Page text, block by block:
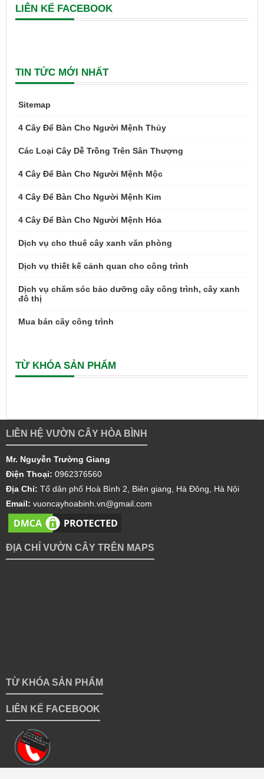
LIÊN KẾ FACEBOOK
TIN TỨC MỚI NHẤT
Sitemap
4 Cây Để Bàn Cho Người Mệnh Thủy
Các Loại Cây Dễ Trồng Trên Sân Thượng
4 Cây Để Bàn Cho Người Mệnh Mộc
4 Cây Để Bàn Cho Người Mệnh Kim
4 Cây Để Bàn Cho Người Mệnh Hỏa
Dịch vụ cho thuê cây xanh văn phòng
Dịch vụ thiết kế cảnh quan cho công trình
Dịch vụ chăm sóc bảo dưỡng cây công trình, cây xanh
đô thị
Mua bán cây công trình
TỪ KHÓA SẢN PHẨM
LIÊN HỆ VƯỜN CÂY HÒA BÌNH
Mr. Nguyễn Trường Giang
Điện Thoại: 0962376560
Địa Chỉ: Tổ dân phố Hoà Bình 2, Biên giang, Hà Đông, Hà Nội
Email: vuoncayhoabinh.vn@gmail.com
ĐỊA CHỈ VƯỜN CÂY TRÊN MAPS
TỪ KHÓA SẢN PHẨM
LIÊN KẾ FACEBOOK